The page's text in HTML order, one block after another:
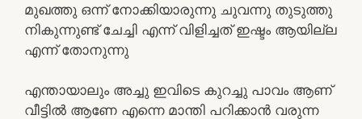
മുഖത്തു ഒന്ന് നോക്കിയാരുന്നു ചുവന്നു തുടുത്തു
നികുന്നുണ്ട് ചേച്ചി എന്ന് വിളിച്ചത് ഇഷ്ടം ആയില്ല
എന്ന് തോനുന്നു
എന്തായാലും അച്ചു ഇവിടെ കുറച്ചു പാവം ആണ്
വീട്ടിൽ ആണേ എന്നെ മാന്തി പറിക്കാൻ വരുന്ന